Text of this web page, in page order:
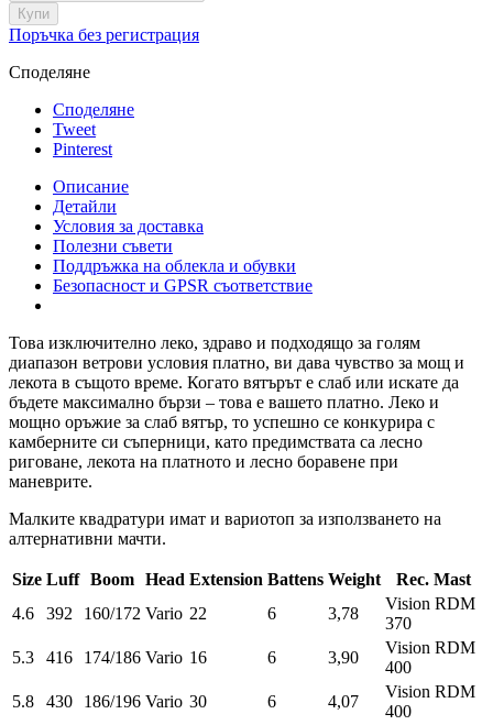
Купи
Поръчка без регистрация
Споделяне
Споделяне
Tweet
Pinterest
Описание
Детайли
Условия за доставка
Полезни съвети
Поддръжка на облекла и обувки
Безопасност и GPSR съответствие
Това изключително леко, здраво и подходящо за голям
диапазон ветрови условия платно, ви дава чувство за мощ и
лекота в същото време. Когато вятърът е слаб или искате да
бъдете максимално бързи – това е вашето платно. Леко и
мощно оръжие за слаб вятър, то успешно се конкурира с
камберните си съперници, като предимствата са лесно
риговане, лекота на платното и лесно боравене при
маневрите.
Малките квадратури имат и вариотоп за използването на
алтернативни мачти.
Size Luff Boom Head Extension Battens Weight
Rec. Mast
4.6
392 160/172 Vario 22 6 3,78
Vision RDM
370
5.3
416 174/186 Vario 16 6 3,90
Vision RDM
400
5.8
430 186/196 Vario 30 6 4,07
Vision RDM
400